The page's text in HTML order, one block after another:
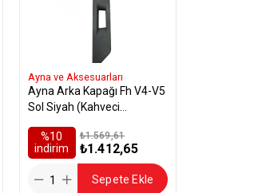
Ayna ve Aksesuarları
Ayna Arka Kapağı Fh V4-V5
Sol Siyah (Kahveci
%10
i̇ndirim
₺1.412,65
₺1.569,61
Sepete Ekle